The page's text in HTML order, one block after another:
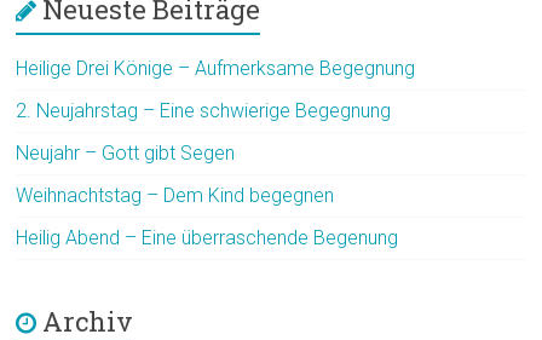
Neueste Beiträge
Heilige Drei Könige – Aufmerksame Begegnung
2. Neujahrstag – Eine schwierige Begegnung
Neujahr – Gott gibt Segen
Weihnachtstag – Dem Kind begegnen
Heilig Abend – Eine überraschende Begenung
Archiv